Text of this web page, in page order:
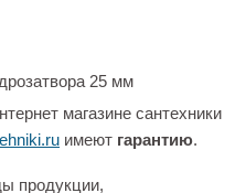
25 мм
магазине сантехники
имеют гарантию.
продукции,